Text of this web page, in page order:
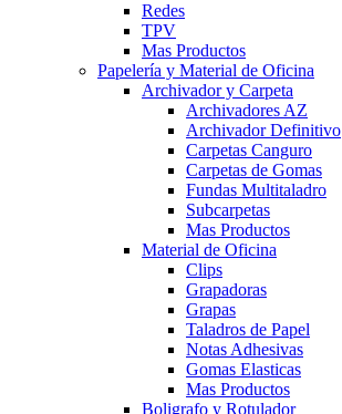
Redes
TPV
Mas Productos
Papelería y Material de Oficina
Archivador y Carpeta
Archivadores AZ
Archivador Definitivo
Carpetas Canguro
Carpetas de Gomas
Fundas Multitaladro
Subcarpetas
Mas Productos
Material de Oficina
Clips
Grapadoras
Grapas
Taladros de Papel
Notas Adhesivas
Gomas Elasticas
Mas Productos
Boligrafo y Rotulador